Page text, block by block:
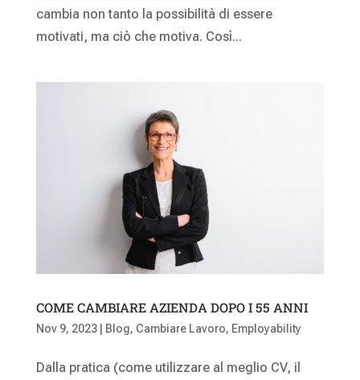
cambia non tanto la possibilità di essere
motivati, ma ciò che motiva. Così...
COME CAMBIARE AZIENDA DOPO I 55 ANNI
Nov 9, 2023| Blog, Cambiare Lavoro, Employability
Dalla pratica (come utilizzare al meglio CV, il